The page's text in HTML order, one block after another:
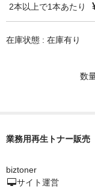
見積書発行依頼
なぜ業務用を選ぶ
2本以上で1本あたり
在庫状態 : 在庫有り
数
業務用再生トナー販売
biztoner
サイト運営